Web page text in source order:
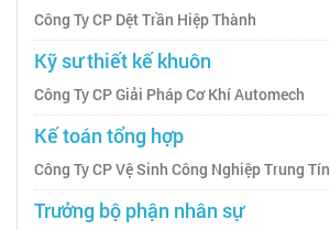
Công Ty CP Dệt Trần Hiệp Thành
Kỹ sư thiết kế khuôn
Công Ty CP Giải Pháp Cơ Khí Automech
Kế toán tổng hợp
Công Ty CP Vệ Sinh Công Nghiệp Trung Tín
Trưởng bộ phận nhân sự